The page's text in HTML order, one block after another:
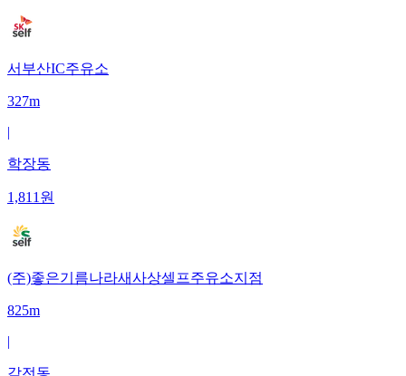
서부산IC주유소
327m
|
학장동
1,811원
(주)좋은기름나라새사상셀프주유소지점
825m
|